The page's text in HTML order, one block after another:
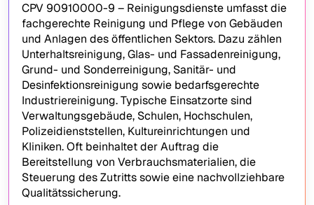
CPV 90910000-9 – Reinigungsdienste umfasst die
fachgerechte Reinigung und Pflege von Gebäuden
und Anlagen des öffentlichen Sektors. Dazu zählen
Unterhaltsreinigung, Glas- und Fassadenreinigung,
Grund- und Sonderreinigung, Sanitär- und
Desinfektionsreinigung sowie bedarfsgerechte
Industriereinigung. Typische Einsatzorte sind
Verwaltungsgebäude, Schulen, Hochschulen,
Polizeidienststellen, Kultureinrichtungen und
Kliniken. Oft beinhaltet der Auftrag die
Bereitstellung von Verbrauchsmaterialien, die
Steuerung des Zutritts sowie eine nachvollziehbare
Qualitätssicherung.